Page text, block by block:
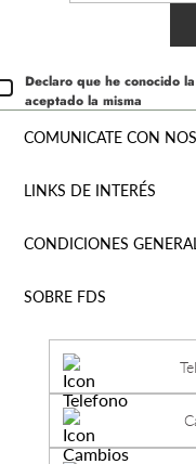
Declaro que he conocido la
aceptado la misma
COMUNICATE CON
LINKS DE INTERÉS
CONDICIONES
SOBRE FDS